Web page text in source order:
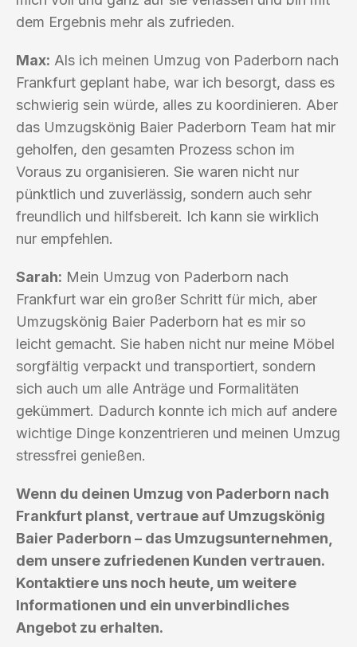
dem Ergebnis mehr als zufrieden.
Max: Als ich meinen Umzug von Paderborn nach
Frankfurt geplant habe, war ich besorgt, dass es
schwierig sein würde, alles zu koordinieren. Aber
das Umzugskönig Baier Paderborn Team hat mir
geholfen, den gesamten Prozess schon im
Voraus zu organisieren. Sie waren nicht nur
pünktlich und zuverlässig, sondern auch sehr
freundlich und hilfsbereit. Ich kann sie wirklich
nur empfehlen.
Sarah: Mein Umzug von Paderborn nach
Frankfurt war ein großer Schritt für mich, aber
Umzugskönig Baier Paderborn hat es mir so
leicht gemacht. Sie haben nicht nur meine Möbel
sorgfältig verpackt und transportiert, sondern
sich auch um alle Anträge und Formalitäten
gekümmert. Dadurch konnte ich mich auf andere
wichtige Dinge konzentrieren und meinen Umzug
stressfrei genießen.
Wenn du deinen Umzug von Paderborn nach
Frankfurt planst, vertraue auf Umzugskönig
Baier Paderborn – das Umzugsunternehmen,
dem unsere zufriedenen Kunden vertrauen.
Kontaktiere uns noch heute, um weitere
Informationen und ein unverbindliches
Angebot zu erhalten.